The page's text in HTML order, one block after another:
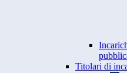
Titolari di